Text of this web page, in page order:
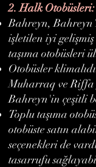
2. Halk Otobüsleri:
Bahreyn, Bahreyn
işletilen iyi
taşıma otobüsleri
Otobüsler
Muharraq ve Riffa
Bahreyn'in çeşitli
Toplu taşıma
otobüste satın
seçenekleri de
tasarrufu